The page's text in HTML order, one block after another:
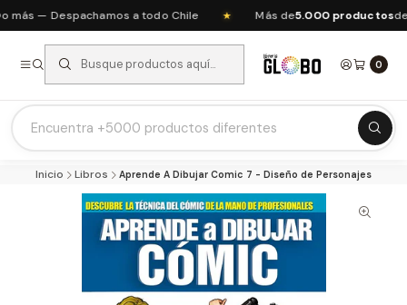
— Despachamos a todo Chile Más de5.000 productosde
0
Ofertas del mes
Recién Llegados
Agendas & Planners
Arte y Manualidades
Papeleria Escolar y Oficina
Inicio Libros Aprende A Dibujar Comic 7 - Diseño de Personajes